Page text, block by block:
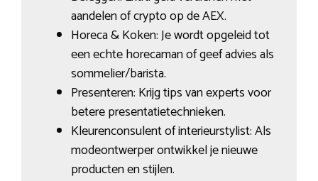
aandelen of crypto op de AEX.
Horeca & Koken: Je wordt opgeleid tot
een echte horecaman of geef advies als
sommelier/barista.
Presenteren: Krijg tips van experts voor
betere presentatietechnieken.
Kleurenconsulent of interieurstylist: Als
modeontwerper ontwikkel je nieuwe
producten en stijlen.